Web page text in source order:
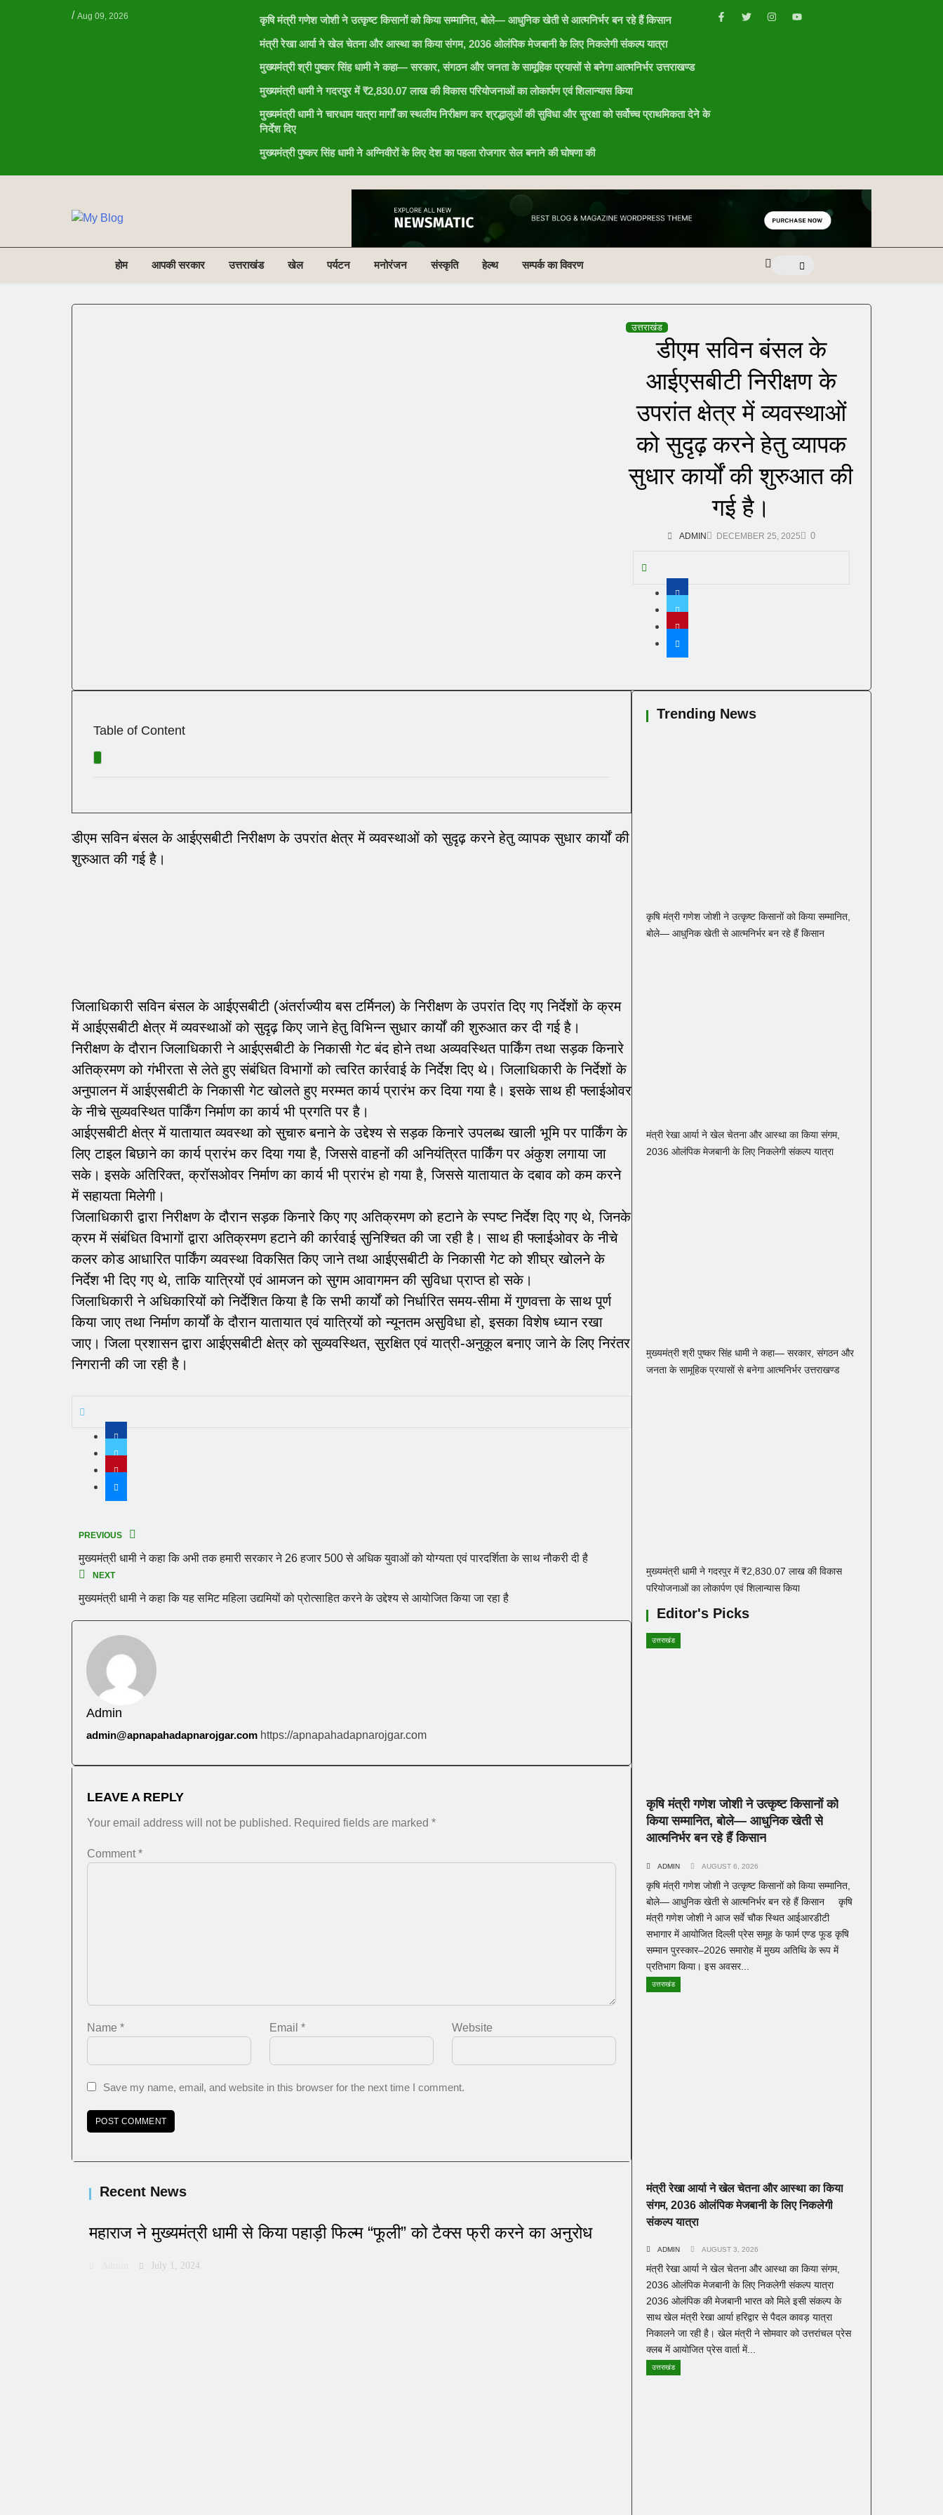
/ Aug 09, 2026
कृषि मंत्री गणेश जोशी ने उत्कृष्ट किसानों को किया सम्मानित, बोले— आधुनिक खेती से आत्मनिर्भर बन रहे हैं किसान
मंत्री रेखा आर्या ने खेल चेतना और आस्था का किया संगम, 2036 ओलंपिक मेजबानी के लिए निकलेगी संकल्प यात्रा
मुख्यमंत्री श्री पुष्कर सिंह धामी ने कहा— सरकार, संगठन और जनता के सामूहिक प्रयासों से बनेगा आत्मनिर्भर उत्तराखण्ड
मुख्यमंत्री धामी ने गदरपुर में ₹2,830.07 लाख की विकास परियोजनाओं का लोकार्पण एवं शिलान्यास किया
मुख्यमंत्री धामी ने चारधाम यात्रा मार्गों का स्थलीय निरीक्षण कर श्रद्धालुओं की सुविधा और सुरक्षा को सर्वोच्च प्राथमिकता देने के
निर्देश दिए
मुख्यमंत्री पुष्कर सिंह धामी ने अग्निवीरों के लिए देश का पहला रोजगार सेल बनाने की घोषणा की
NE
होम आपकी सरकार उत्तराखंड खेल पर्यटन मनोरंजन संस्कृति हेल्थ सम्पर्क का विवरण
उत्तराखंड
डीएम सविन बंसल के
आईएसबीटी निरीक्षण के
उपरांत क्षेत्र में व्यवस्थाओं
को सुदृढ़ करने हेतु व्यापक
सुधार कार्यों की शुरुआत की
गई है।
ADMIN DECEMBER 25, 2025 0
Table of Content
डीएम सविन बंसल के आईएसबीटी निरीक्षण के उपरांत क्षेत्र में व्यवस्थाओं को सुदृढ़ करने हेतु व्यापक सुधार कार्यों की
शुरुआत की गई है।
जिलाधिकारी सविन बंसल के आईएसबीटी (अंतर्राज्यीय बस टर्मिनल) के निरीक्षण के उपरांत दिए गए निर्देशों के क्रम
में आईएसबीटी क्षेत्र में व्यवस्थाओं को सुदृढ़ किए जाने हेतु विभिन्न सुधार कार्यों की शुरुआत कर दी गई है।
निरीक्षण के दौरान जिलाधिकारी ने आईएसबीटी के निकासी गेट बंद होने तथा अव्यवस्थित पार्किंग तथा सड़क किनारे
अतिक्रमण को गंभीरता से लेते हुए संबंधित विभागों को त्वरित कार्रवाई के निर्देश दिए थे। जिलाधिकारी के निर्देशों के
अनुपालन में आईएसबीटी के निकासी गेट खोलते हुए मरम्मत कार्य प्रारंभ कर दिया गया है। इसके साथ ही फ्लाईओवर
के नीचे सुव्यवस्थित पार्किंग निर्माण का कार्य भी प्रगति पर है।
आईएसबीटी क्षेत्र में यातायात व्यवस्था को सुचारु बनाने के उद्देश्य से सड़क किनारे उपलब्ध खाली भूमि पर पार्किंग के
लिए टाइल बिछाने का कार्य प्रारंभ कर दिया गया है, जिससे वाहनों की अनियंत्रित पार्किंग पर अंकुश लगाया जा
सके। इसके अतिरिक्त, क्रॉसओवर निर्माण का कार्य भी प्रारंभ हो गया है, जिससे यातायात के दबाव को कम करने
में सहायता मिलेगी।
जिलाधिकारी द्वारा निरीक्षण के दौरान सड़क किनारे किए गए अतिक्रमण को हटाने के स्पष्ट निर्देश दिए गए थे, जिनके
क्रम में संबंधित विभागों द्वारा अतिक्रमण हटाने की कार्रवाई सुनिश्चित की जा रही है। साथ ही फ्लाईओवर के नीचे
कलर कोड आधारित पार्किंग व्यवस्था विकसित किए जाने तथा आईएसबीटी के निकासी गेट को शीघ्र खोलने के
निर्देश भी दिए गए थे, ताकि यात्रियों एवं आमजन को सुगम आवागमन की सुविधा प्राप्त हो सके।
जिलाधिकारी ने अधिकारियों को निर्देशित किया है कि सभी कार्यों को निर्धारित समय-सीमा में गुणवत्ता के साथ पूर्ण
किया जाए तथा निर्माण कार्यों के दौरान यातायात एवं यात्रियों को न्यूनतम असुविधा हो, इसका विशेष ध्यान रखा
जाए। जिला प्रशासन द्वारा आईएसबीटी क्षेत्र को सुव्यवस्थित, सुरक्षित एवं यात्री-अनुकूल बनाए जाने के लिए निरंतर
निगरानी की जा रही है।
PREVIOUS
मुख्यमंत्री धामी ने कहा कि अभी तक हमारी सरकार ने 26 हजार 500 से अधिक युवाओं को योग्यता एवं पारदर्शिता के साथ नौकरी दी है
NEXT
मुख्यमंत्री धामी ने कहा कि यह समिट महिला उद्यमियों को प्रोत्साहित करने के उद्देश्य से आयोजित किया जा रहा है
Admin
admin@apnapahadapnarojgar.com https://apnapahadapnarojgar.com
LEAVE A REPLY
Your email address will not be published. Required fields are marked *
Comment*
Name * Email* Website
Save my name, email, and website in this browser for the next time I comment.
Recent News
महाराज ने मुख्यमंत्री धामी से किया पहाड़ी फिल्म “फूली” को टैक्स फ्री करने का अनुरोध
July 1, 2024
Trending News
कृषि मंत्री गणेश जोशी ने उत्कृष्ट किसानों को किया सम्मानित,
बोले— आधुनिक खेती से आत्मनिर्भर बन रहे हैं किसान
मंत्री रेखा आर्या ने खेल चेतना और आस्था का किया संगम,
2036 ओलंपिक मेजबानी के लिए निकलेगी संकल्प यात्रा
मुख्यमंत्री श्री पुष्कर सिंह धामी ने कहा— सरकार, संगठन और
जनता के सामूहिक प्रयासों से बनेगा आत्मनिर्भर उत्तराखण्ड
मुख्यमंत्री धामी ने गदरपुर में ₹2,830.07 लाख की विकास
परियोजनाओं का लोकार्पण एवं शिलान्यास किया
Editor's Picks
उत्तराखंड
कृषि मंत्री गणेश जोशी ने उत्कृष्ट किसानों को
किया सम्मानित, बोले— आधुनिक खेती से
आत्मनिर्भर बन रहे हैं किसान
ADMIN AUGUST 6, 2026
कृषि मंत्री गणेश जोशी ने उत्कृष्ट किसानों को किया सम्मानित,
बोले— आधुनिक खेती से आत्मनिर्भर बन रहे हैं किसान कृषि
मंत्री गणेश जोशी ने आज सर्वे चौक स्थित आईआरडीटी
सभागार में आयोजित दिल्ली प्रेस समूह के फार्म एण्ड फूड कृषि
सम्मान पुरस्कार–2026 समारोह में मुख्य अतिथि के रूप में
प्रतिभाग किया। इस अवसर...
उत्तराखंड
मंत्री रेखा आर्या ने खेल चेतना और आस्था का किया
संगम, 2036 ओलंपिक मेजबानी के लिए निकलेगी
संकल्प यात्रा
ADMIN AUGUST 3, 2026
मंत्री रेखा आर्या ने खेल चेतना और आस्था का किया संगम,
2036 ओलंपिक मेजबानी के लिए निकलेगी संकल्प यात्रा
2036 ओलंपिक की मेजबानी भारत को मिले इसी संकल्प के
साथ खेल मंत्री रेखा आर्या हरिद्वार से पैदल कावड़ यात्रा
निकालने जा रही है। खेल मंत्री ने सोमवार को उत्तरांचल प्रेस
क्लब में आयोजित प्रेस वार्ता में...
उत्तराखंड